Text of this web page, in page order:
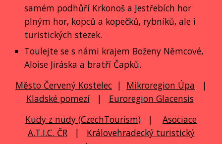
samém podhůří Krkonoš a Jestřebích hor
plným hor, kopců a kopečků, rybníků, ale i
turistických stezek.
Toulejte se s námi krajem Boženy Němcové,
Aloise Jiráska a bratří Čapků.
Město Červený Kostelec | Mikroregion Úpa |
Kladské pomezí| Euroregion Glacensis
Kudy z nudy (CzechTourism) | Asociace
A.T.I.C. ČR| Královehradecký turistický